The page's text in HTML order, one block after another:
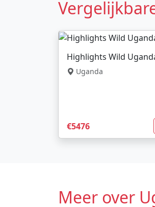
Highlights Wild
Uganda
€5476
Meer over